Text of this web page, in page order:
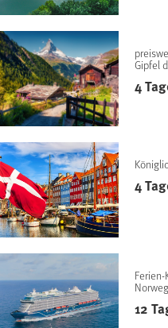
Gipfel
4
4
12